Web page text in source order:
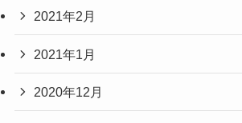
2021年2月
2021年1月
2020年12月